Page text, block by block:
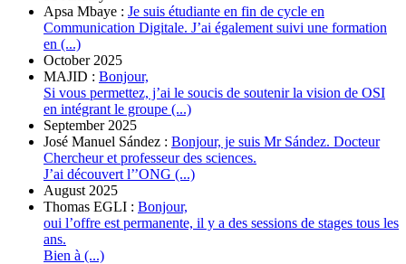
Apsa Mbaye : Je suis étudiante en fin de cycle en
Communication Digitale. J’ai également suivi une formation
en (...)
October 2025
MAJID : Bonjour,
Si vous permettez, j’ai le soucis de soutenir la vision de OSI
en intégrant le groupe (...)
September 2025
José Manuel Sández : Bonjour, je suis Mr Sández. Docteur
Chercheur et professeur des sciences.
J’ai découvert l’’ONG (...)
August 2025
Thomas EGLI : Bonjour,
oui l’offre est permanente, il y a des sessions de stages tous les
ans.
Bien à (...)